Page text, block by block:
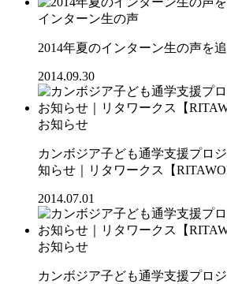
インターン生の声
2014年夏のインターン生の声を
2014.09.30
お知らせ
カンボジア子ども通学支援プロ
知らせ｜リタワークス【
2014.07.01
お知らせ
カンボジア子ども通学支援プロ